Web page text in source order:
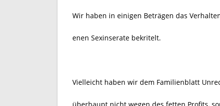
Wir haben in einigen Beträgen das
enen Sexinserate bekritelt.
Vielleicht haben wir dem Familienblatt